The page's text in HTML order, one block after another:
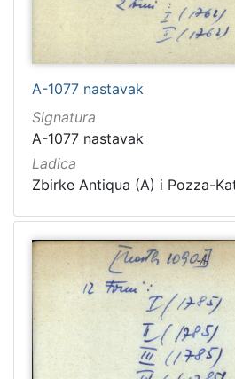
A-1077 nastavak
Signatura
A-1077 nastavak
Ladica
Zbirke Antiqua (A) i Pozza-